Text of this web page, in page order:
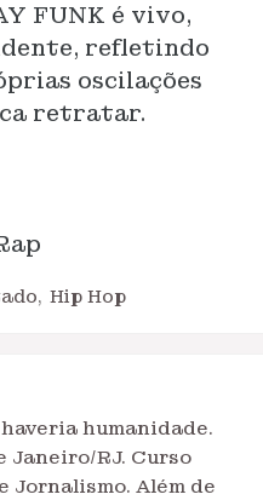
FUNK é vivo,
refletindo
oscilações
retratar.
Hip Hop
humanidade.
Janeiro/RJ. Curso
Jornalismo. Além de